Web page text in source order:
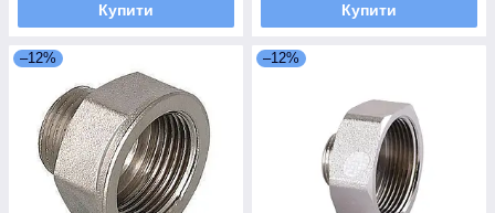
Купити Купити
–12% –12%